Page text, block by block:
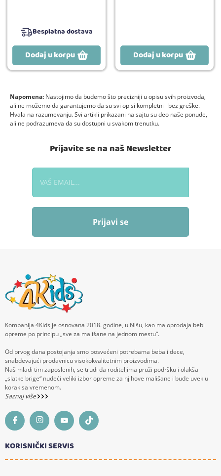
Besplatna dostava
Dodaj u korpu Dodaj u korpu
Napomena: Nastojimo da budemo što precizniji u opisu svih proizvoda,
ali ne možemo da garantujemo da su svi opisi kompletni i bez greške.
Hvala na razumevanju. Svi artikli prikazani na sajtu su deo naše ponude,
ali ne podrazumeva da su dostupni u svakom trenutku.
Prijavite se na naš Newsletter
Prijavi se
Kompanija 4Kids je osnovana 2018. godine, u Nišu, kao maloprodaja bebi
opreme po principu „sve za mališane na jednom mestu“.
Od prvog dana postojanja smo posvećeni potrebama beba i dece,
snabdevajući prodavnicu visokokvalitetnim proizvodima.
Naš mladi tim zaposlenih, se trudi da roditeljima pruži podršku i olakša
„slatke brige“ nudeći veliki izbor opreme za njihove mališane i bude uvek u
korak sa vremenom.
Saznaj više
KORISNIČKI SERVIS